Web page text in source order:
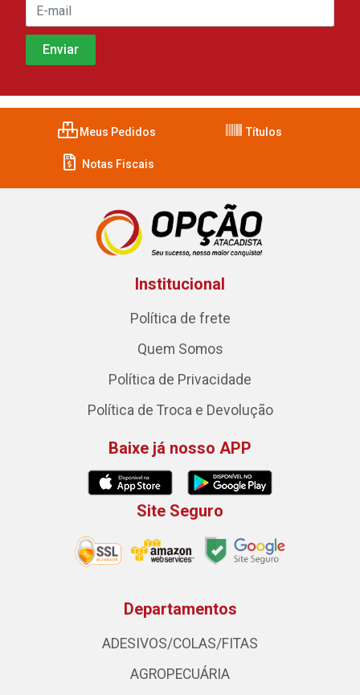
Meus Pedidos Títulos
Notas Fiscais
Institucional
Política de frete
Quem Somos
Política de Privacidade
Política de Troca e Devolução
Baixe já nosso APP
Site Seguro
Departamentos
ADESIVOS/COLAS/FITAS
AGROPECUÁRIA